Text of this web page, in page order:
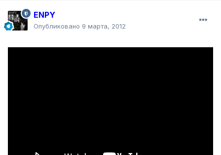
ENPY
Опубликовано 9 марта, 2012